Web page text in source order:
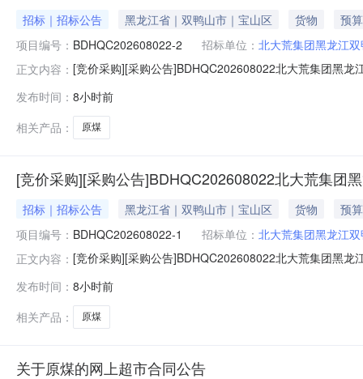
招标｜招标公告 黑龙江省｜双鸭山市｜宝山区 货物
预
项目编号： BDHQC202608022-2 招标单位： 北大荒集团黑龙江
正文内容： [竞价采购][采购公告]BDHQC202608022北大荒集团黑
龙江双鸭山农场有限公司2026-2027年度供热期原煤采
发布时间： 8小时前
相关产品：
原煤
[竞价采购][采购公告]BDHQC202608022北大荒集团
招标｜招标公告 黑龙江省｜双鸭山市｜宝山区 货物
预
项目编号： BDHQC202608022-1 招标单位： 北大荒集团黑龙江
正文内容： [竞价采购][采购公告]BDHQC202608022北大荒集团黑
龙江双鸭山农场有限公司2026-2027年度供热期原煤采
发布时间： 8小时前
相关产品：
原煤
关于原煤的网上超市合同公告